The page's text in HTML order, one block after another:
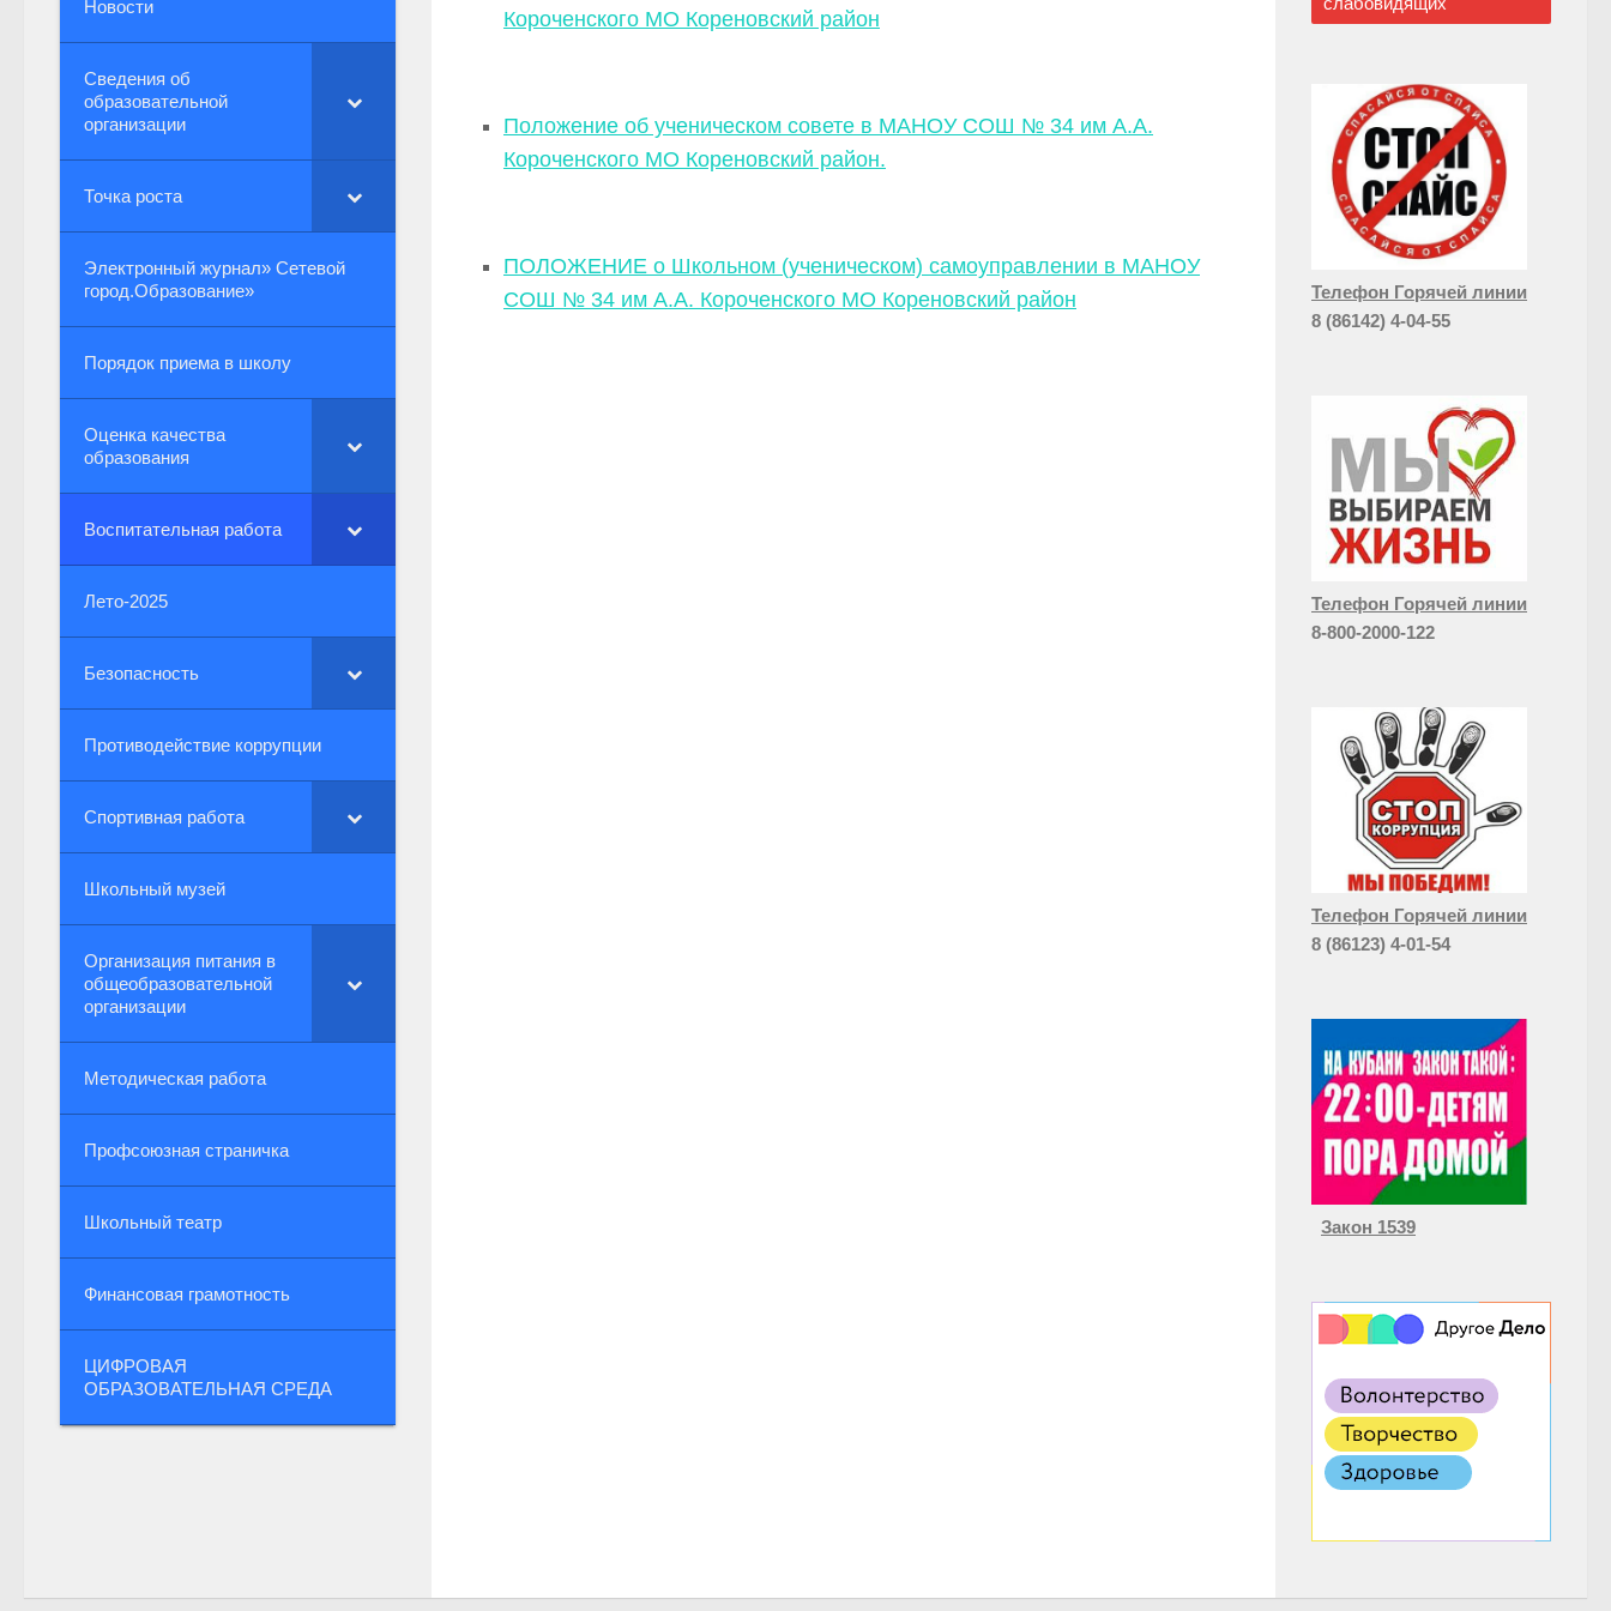
Короченского МО Кореновский район
Положение об ученическом совете в МАНОУ СОШ № 34 им А.А.
Короченского МО Кореновский район.
ПОЛОЖЕНИЕ о Школьном (ученическом) самоуправлении в МАНОУ
СОШ № 34 им А.А. Короченского МО Кореновский район
Новости
Сведения об
образовательной
организации
Точка роста
Электронный журнал» Сетевой
город.Образование»
Порядок приема в школу
Оценка качества
образования
Воспитательная работа
Лето-2025
Безопасность
Противодействие коррупции
Спортивная работа
Школьный музей
Организация питания в
общеобразовательной
организации
Методическая работа
Профсоюзная страничка
Школьный театр
Финансовая грамотность
ЦИФРОВАЯ
ОБРАЗОВАТЕЛЬНАЯ СРЕДА
Телефон Горячей линии
8 (86142) 4-04-55
Телефон Горячей линии
8-800-2000-122
Телефон Горячей линии
8 (86123) 4-01-54
Закон 1539